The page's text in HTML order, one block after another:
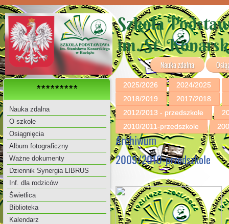
Szkoła
im. St.
Nauka zdalna
*********
Nauka zdalna
O szkole
Osiągnięcia
Album fotograficzny
Ważne dokumenty
Dziennik Synergia LIBRUS
Inf. dla rodziców
Świetlica
Biblioteka
Kalendarz
2025/2026
2024/2025
2018/2019
2017/2018
2012/2013 - przedszkole
2010/2011-przedszkole
Archiwum
2009/2010-przedszkole